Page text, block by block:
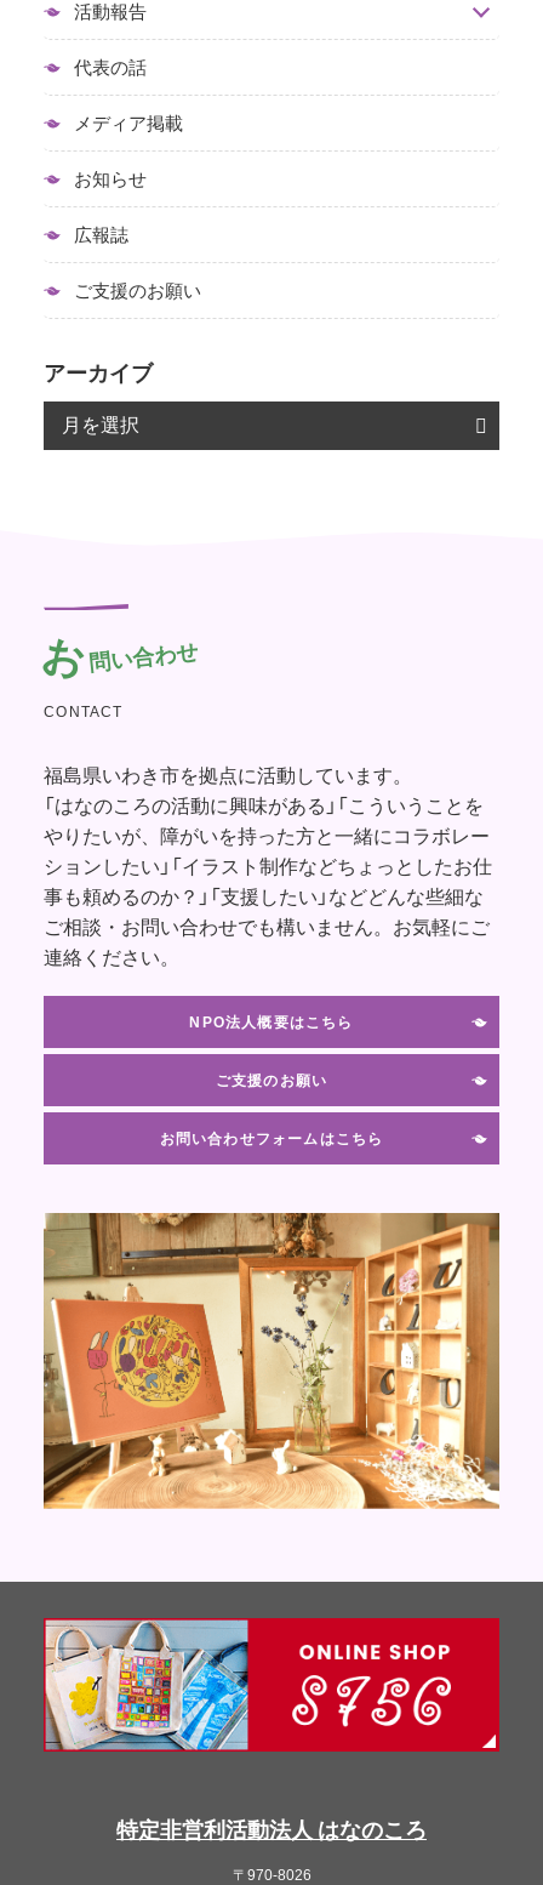
活動報告
代表の話
メディア掲載
お知らせ
広報誌
ご支援のお願い
アーカイブ
お問い合わせ
CONTACT
福島県いわき市を拠点に活動しています。
「はなのころの活動に興味がある」「こういうことを
やりたいが、障がいを持った方と一緒にコラボレー
ションしたい」「イラスト制作などちょっとしたお仕
事も頼めるのか？」「支援したい」などどんな些細な
ご相談・お問い合わせでも構いません。お気軽にご
連絡ください。
NPO法人概要はこちら
ご支援のお願い
お問い合わせフォームはこちら
特定非営利活動法人 はなのころ
〒970-8026